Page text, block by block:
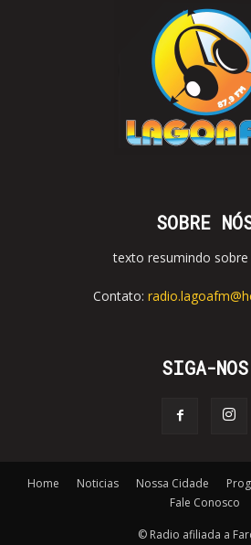
SOBRE
texto resumindo sobre
Contato:
SIGA-NOS
Home Noticias Nossa Cidade
Fale Conosco
© Radio afiliada a